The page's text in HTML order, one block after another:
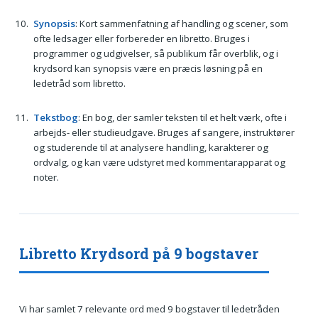
Synopsis: Kort sammenfatning af handling og scener, som
ofte ledsager eller forbereder en libretto. Bruges i
programmer og udgivelser, så publikum får overblik, og i
krydsord kan synopsis være en præcis løsning på en
ledetråd som libretto.
Tekstbog: En bog, der samler teksten til et helt værk, ofte i
arbejds- eller studieudgave. Bruges af sangere, instruktører
og studerende til at analysere handling, karakterer og
ordvalg, og kan være udstyret med kommentarapparat og
noter.
Libretto Krydsord på 9 bogstaver
Vi har samlet 7 relevante ord med 9 bogstaver til ledetråden